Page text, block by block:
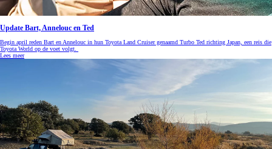
Update Bart, Annelouc en Ted
Begin april reden Bart en Annelouc in hun Toyota Land Cruiser genaamd Turbo Ted richting Japan, een reis die
Toyota World op de voet volgt.
Lees meer